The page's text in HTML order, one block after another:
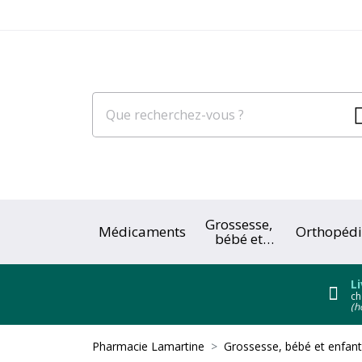
Médicaments Grossesse,
bébé et
Pharmacie Lamartine Grossesse, bébé et enfant